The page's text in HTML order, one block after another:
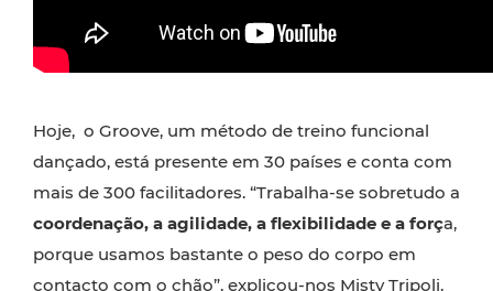
Hoje, o Groove, um método de treino funcional
dançado, está presente em 30 países e conta com
mais de 300 facilitadores. “Trabalha-se sobretudo a
coordenação, a agilidade, a flexibilidade e a força,
porque usamos bastante o peso do corpo em
contacto com o chão”, explicou-nos Misty Tripoli.